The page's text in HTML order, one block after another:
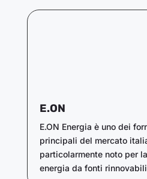
E.ON
E.ON Energia è uno dei
principali del mercato
particolarmente noto per
energia da fonti